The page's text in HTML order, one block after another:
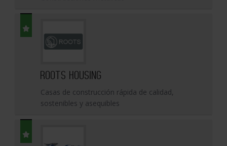
ROOTS HOUSING
Casas de construcción rápida de calidad,
sostenibles y asequibles